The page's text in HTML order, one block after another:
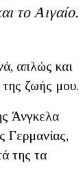
το Αιγαίο.
απλώς και
της ζωής μου.
Άνγκελα
Γερμανίας,
της τα